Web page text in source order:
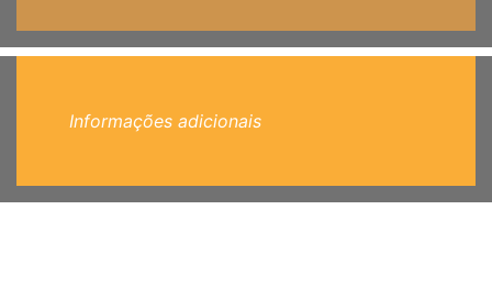
Informações adicionais